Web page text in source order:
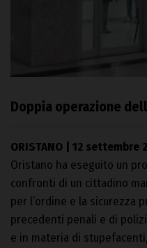
Doppia operazione
ORISTANO | 12 settembre
Oristano ha eseguito un
confronti di un cittadino
per l’ordine e la sicurezza
precedenti penali e di
e in materia di